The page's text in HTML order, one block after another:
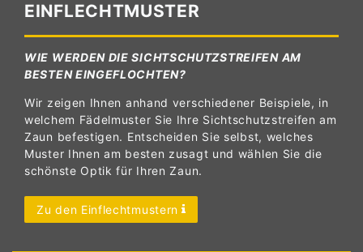
EINFLECHTMUSTER
WIE WERDEN DIE SICHTSCHUTZSTREIFEN AM
BESTEN EINGEFLOCHTEN?
Wir zeigen Ihnen anhand verschiedener Beispiele, in
welchem Fädelmuster Sie Ihre Sichtschutzstreifen am
Zaun befestigen. Entscheiden Sie selbst, welches
Muster Ihnen am besten zusagt und wählen Sie die
schönste Optik für Ihren Zaun.
Zu den Einflechtmustern